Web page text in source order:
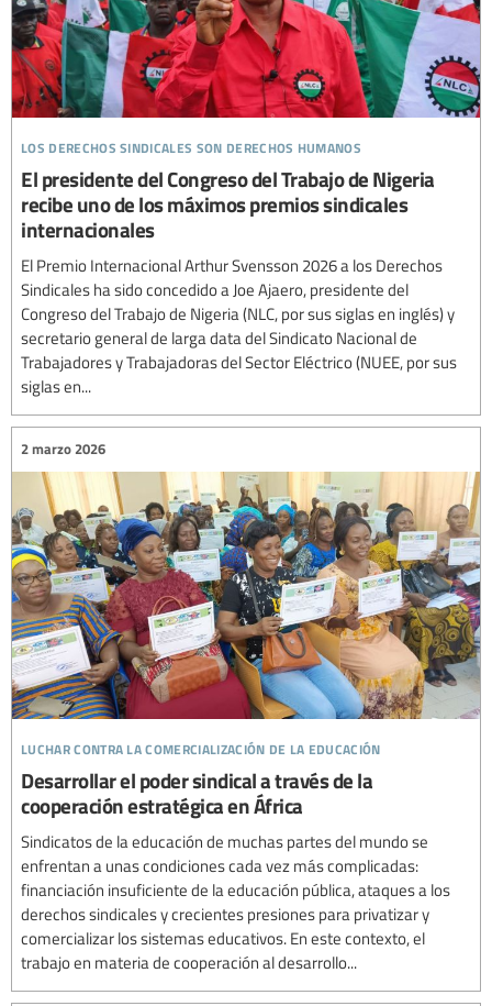
los derechos sindicales son derechos humanos
El presidente del Congreso del Trabajo de Nigeria
recibe uno de los máximos premios sindicales
internacionales
El Premio Internacional Arthur Svensson 2026 a los Derechos
Sindicales ha sido concedido a Joe Ajaero, presidente del
Congreso del Trabajo de Nigeria (NLC, por sus siglas en inglés) y
secretario general de larga data del Sindicato Nacional de
Trabajadores y Trabajadoras del Sector Eléctrico (NUEE, por sus
siglas en...
luchar contra la comercialización de la educación
2 marzo 2026
Desarrollar el poder sindical a través de la
cooperación estratégica en África
Sindicatos de la educación de muchas partes del mundo se
enfrentan a unas condiciones cada vez más complicadas:
financiación insuficiente de la educación pública, ataques a los
derechos sindicales y crecientes presiones para privatizar y
comercializar los sistemas educativos. En este contexto, el
trabajo en materia de cooperación al desarrollo...